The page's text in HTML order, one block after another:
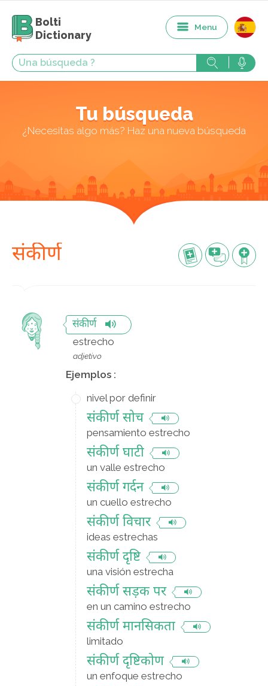
Bolti
Dictionary
Menu
Tu búsqueda
¿Necesitas algo más? Haz una nueva búsqueda
संकीर्ण
संकीर्ण
estrecho
adjetivo
Ejemplos :
nivel por definir
संकीर्ण सोच
pensamiento estrecho
संकीर्ण घाटी
un valle estrecho
संकीर्ण गर्दन
un cuello estrecho
संकीर्ण विचार
ideas estrechas
संकीर्ण दृष्टि
una visión estrecha
संकीर्ण सड़क पर
en un camino estrecho
संकीर्ण मानसिकता
limitado
संकीर्ण दृष्टिकोण
un enfoque estrecho